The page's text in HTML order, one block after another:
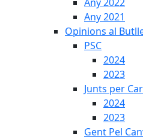
Any 2021
Opinions al
PSC
2024
2023
Junts per
2024
2023
Gent Pel